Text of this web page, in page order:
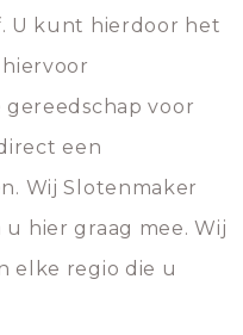
U kunt hierdoor het
voor
een
Wij Slotenmaker
hier graag mee. Wij
elke regio die u